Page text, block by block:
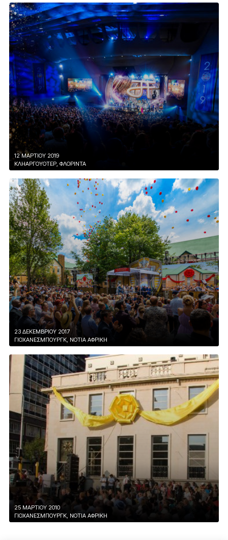
12 ΜΑΡΤΙΟΥ 2019
ΚΛΗΑΡΓΟΥΌΤΕΡ, ΦΛΌΡΙΝΤΑ
23 ΔΕΚΕΜΒΡΙΟΥ 2017
ΓΙΟΧΆΝΕΣΜΠΟΥΡΓΚ, ΝΌΤΙΑ ΑΦΡΙΚΉ
25 ΜΑΡΤΙΟΥ 2010
ΓΙΟΧΆΝΕΣΜΠΟΥΡΓΚ, ΝΌΤΙΑ ΑΦΡΙΚΉ